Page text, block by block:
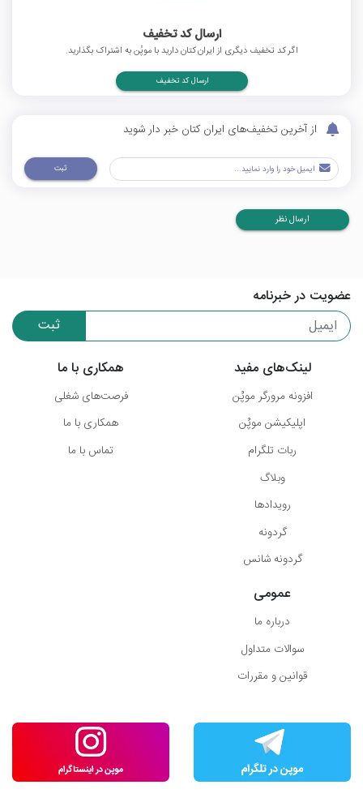
ارسال کد تخفیف
اگر کد تخفیف دیگری از ایران کتان دارید با موپُن به اشتراک بگذارید.
ارسال کد تخفیف
از آخرین تخفیف‌های ایران کتان خبر دار شوید
ثبت
ارسال نظر
عضویت در خبرنامه
ثبت
لینک‌های مفید
افزونه مرورگر موپُن
اپلیکیشن موپُن
ربات تلگرام
وبلاگ
رویدادها
گردونه
گردونه شانس
همکاری با ما
فرصت‌های شغلی
همکاری با ما
تماس با ما
عمومی
درباره ما
سوالات متداول
قوانین و مقررات